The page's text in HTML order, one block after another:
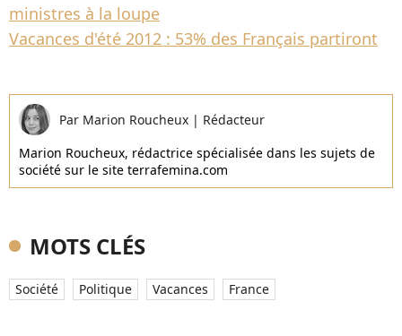
ministres à la loupe
Vacances d'été 2012 : 53% des Français partiront
Par Marion Roucheux | Rédacteur
Marion Roucheux, rédactrice spécialisée dans les sujets de
société sur le site terrafemina.com
MOTS CLÉS
Société Politique Vacances France